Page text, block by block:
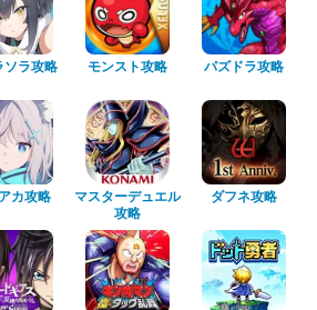
ソラ攻略 モンスト攻略 パズドラ攻略
カ攻略
マスターデュエル
攻略
ダフネ攻略